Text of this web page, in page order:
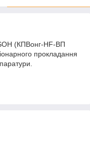
(КПВонг-HF-ВП
прокладання